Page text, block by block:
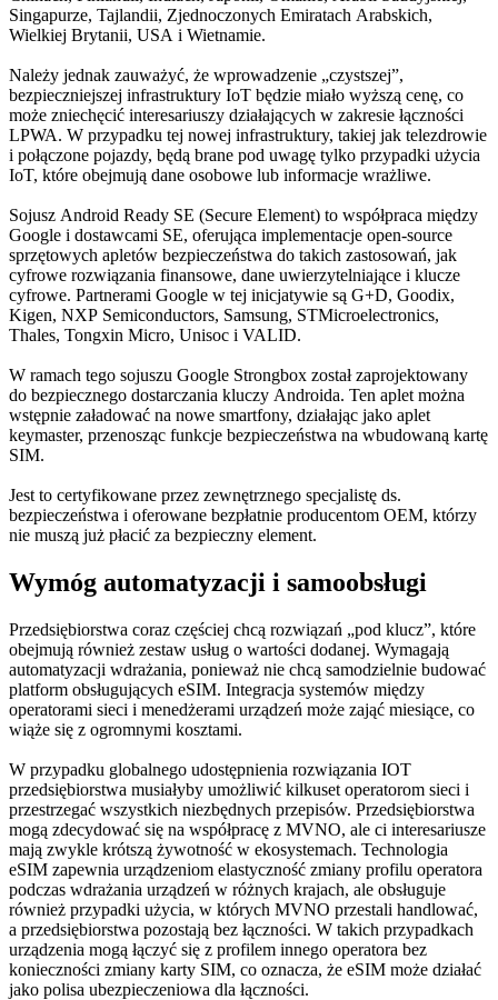
Singapurze, Tajlandii, Zjednoczonych Emiratach Arabskich,
Wielkiej Brytanii, USA i Wietnamie.
Należy jednak zauważyć, że wprowadzenie „czystszej”,
bezpieczniejszej infrastruktury IoT będzie miało wyższą cenę, co
może zniechęcić interesariuszy działających w zakresie łączności
LPWA. W przypadku tej nowej infrastruktury, takiej jak telezdrowie
i połączone pojazdy, będą brane pod uwagę tylko przypadki użycia
IoT, które obejmują dane osobowe lub informacje wrażliwe.
Sojusz Android Ready SE (Secure Element) to współpraca między
Google i dostawcami SE, oferująca implementacje open-source
sprzętowych apletów bezpieczeństwa do takich zastosowań, jak
cyfrowe rozwiązania finansowe, dane uwierzytelniające i klucze
cyfrowe. Partnerami Google w tej inicjatywie są G+D, Goodix,
Kigen, NXP Semiconductors, Samsung, STMicroelectronics,
Thales, Tongxin Micro, Unisoc i VALID.
W ramach tego sojuszu Google Strongbox został zaprojektowany
do bezpiecznego dostarczania kluczy Androida. Ten aplet można
wstępnie załadować na nowe smartfony, działając jako aplet
keymaster, przenosząc funkcje bezpieczeństwa na wbudowaną kartę
SIM.
Jest to certyfikowane przez zewnętrznego specjalistę ds.
bezpieczeństwa i oferowane bezpłatnie producentom OEM, którzy
nie muszą już płacić za bezpieczny element.
Wymóg automatyzacji i samoobsługi
Przedsiębiorstwa coraz częściej chcą rozwiązań „pod klucz”, które
obejmują również zestaw usług o wartości dodanej. Wymagają
automatyzacji wdrażania, ponieważ nie chcą samodzielnie budować
platform obsługujących eSIM. Integracja systemów między
operatorami sieci i menedżerami urządzeń może zająć miesiące, co
wiąże się z ogromnymi kosztami.
W przypadku globalnego udostępnienia rozwiązania IOT
przedsiębiorstwa musiałyby umożliwić kilkuset operatorom sieci i
przestrzegać wszystkich niezbędnych przepisów. Przedsiębiorstwa
mogą zdecydować się na współpracę z MVNO, ale ci interesariusze
mają zwykle krótszą żywotność w ekosystemach. Technologia
eSIM zapewnia urządzeniom elastyczność zmiany profilu operatora
podczas wdrażania urządzeń w różnych krajach, ale obsługuje
również przypadki użycia, w których MVNO przestali handlować,
a przedsiębiorstwa pozostają bez łączności. W takich przypadkach
urządzenia mogą łączyć się z profilem innego operatora bez
konieczności zmiany karty SIM, co oznacza, że eSIM może działać
jako polisa ubezpieczeniowa dla łączności.